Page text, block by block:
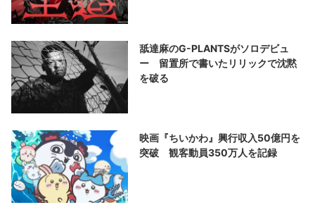
舐達麻のG-PLANTSがソロデビュ
ー 留置所で書いたリリックで沈黙
を破る
映画『ちいかわ』興行収入50億円を
突破 観客動員350万人を記録